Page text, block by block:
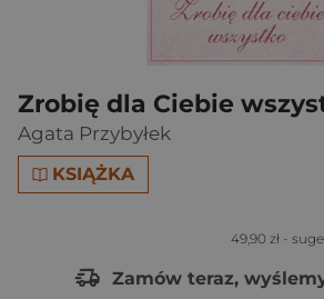
Zrobię dla Ciebie
Agata Przybyłek
KSIĄŻKA
49,90 zł -
Zamów teraz,